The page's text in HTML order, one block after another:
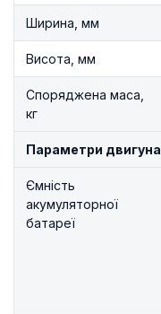
Ширина, мм
Висота, мм
Споряджена маса,
кг
Параметри двигуна
Ємність
акумуляторної
батареї